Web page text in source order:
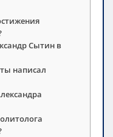
Сытин в
написал